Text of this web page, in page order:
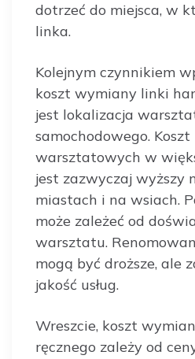
dotrzeć do miejsca, w
linka.
Kolejnym czynnikiem
koszt wymiany linki
jest lokalizacja
samochodowego. Koszt
warsztatowych w
jest zazwyczaj wyższy
miastach i na wsiach.
może zależeć od
warsztatu.
mogą być droższe, ale
jakość usług.
Wreszcie, koszt
ręcznego zależy od